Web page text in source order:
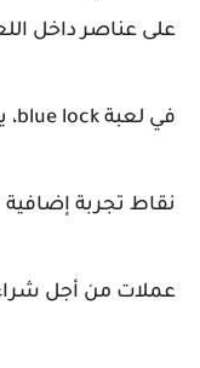
على عناصر داخل
في لعبة blue lock، يمكن ان تمنحك الاكواد كالتالي:
نقاط تجربة إضافية XP
عملات من أجل